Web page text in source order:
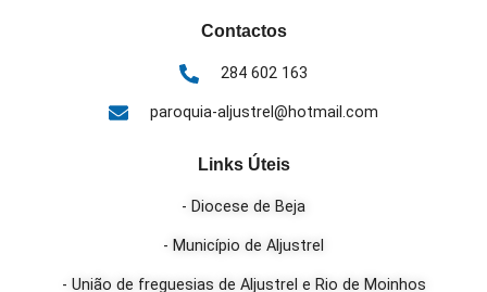
Contactos
284 602 163
paroquia-aljustrel@hotmail.com
Links Úteis
- Diocese de Beja
- Município de Aljustrel
- União de freguesias de Aljustrel e Rio de Moinhos